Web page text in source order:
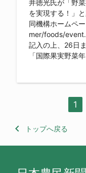
井徳光氏が「野
を実現する！」
同機構ホームペ
mer/foods/
記入の上、26日
「国際果実野菜
1
keyboard_arrow_left トップへ戻る